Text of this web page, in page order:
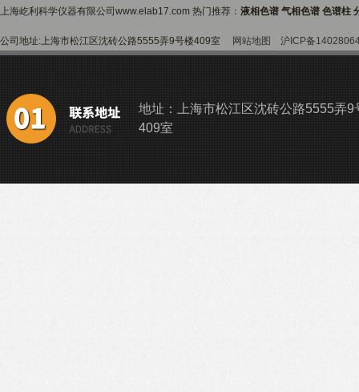
上海屹利科学仪器有限公司www.elab17.com 热门推荐： 液相色谱 气相色谱 色谱柱
公司地址:上海市松江区沈砖公路5555弄9号楼409室 网站地图 沪ICP备
地址：上海市松江区沈砖公路5555弄9
409室